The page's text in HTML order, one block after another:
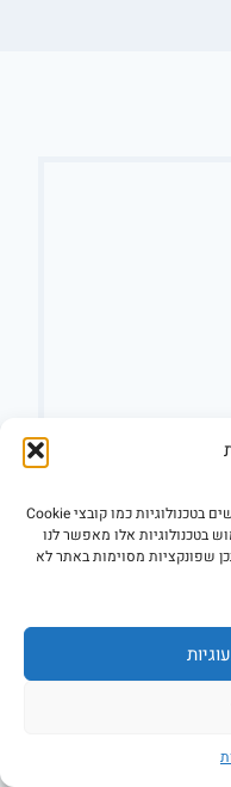
כדי לשפר את חוויית השימוש שלך, אנו משתמשים בטכנולוגיות כמו קובצי Cookie
בטכנולוגיות אלו מאפשר לנו
שפונקציות מסוימות באתר לא